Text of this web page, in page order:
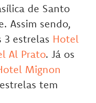
de Santo
Assim sendo,
3 estrelas Hotel
Al Prato. Já os
Mignon
tem